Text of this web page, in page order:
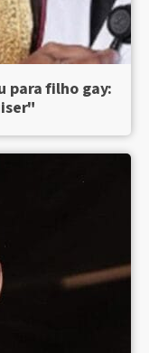
para filho gay: